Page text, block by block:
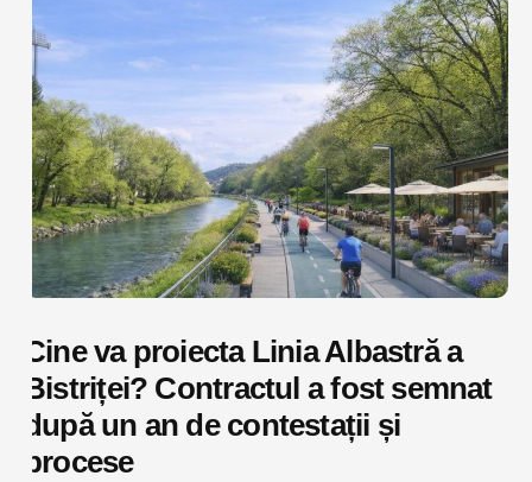
Cine va proiecta Linia Albastră a
Bistriței? Contractul a fost semnat
după un an de contestații și
procese